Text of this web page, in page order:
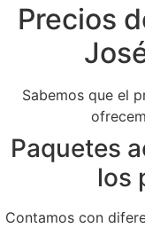
Precios
Sabemos que el
Paquetes
los
Contamos con